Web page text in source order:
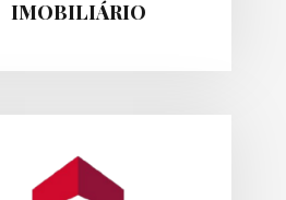
IMOBILIÁRIO